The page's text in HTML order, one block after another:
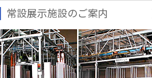
常設展示施設のご案内